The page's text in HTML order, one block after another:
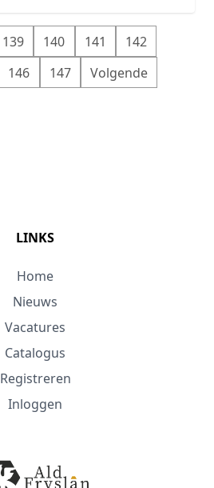
139 140 141
142
146 147
Volgende
LINKS
Home
Nieuws
Vacatures
Catalogus
Registreren
Inloggen